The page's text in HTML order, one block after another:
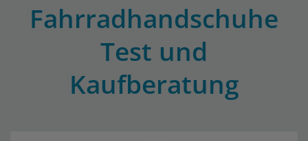
Fahrradhandschuhe
Test und
Kaufberatung